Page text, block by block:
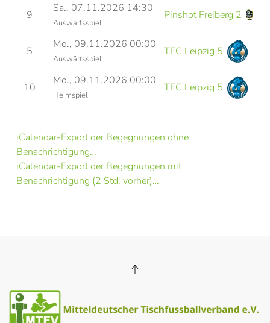
9
Sa., 07.11.2026 14:30
Auswärtsspiel
Pinshot Freiberg 2
5
Mo., 09.11.2026 00:00
Auswärtsspiel
TFC Leipzig 5
10
Mo., 09.11.2026 00:00
Heimspiel
TFC Leipzig 5
iCalendar-Export der Begegnungen ohne
Benachrichtigung…
iCalendar-Export der Begegnungen mit
Benachrichtigung (2 Std. vorher)…